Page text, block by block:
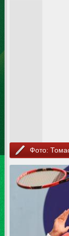
Фото:
Первый